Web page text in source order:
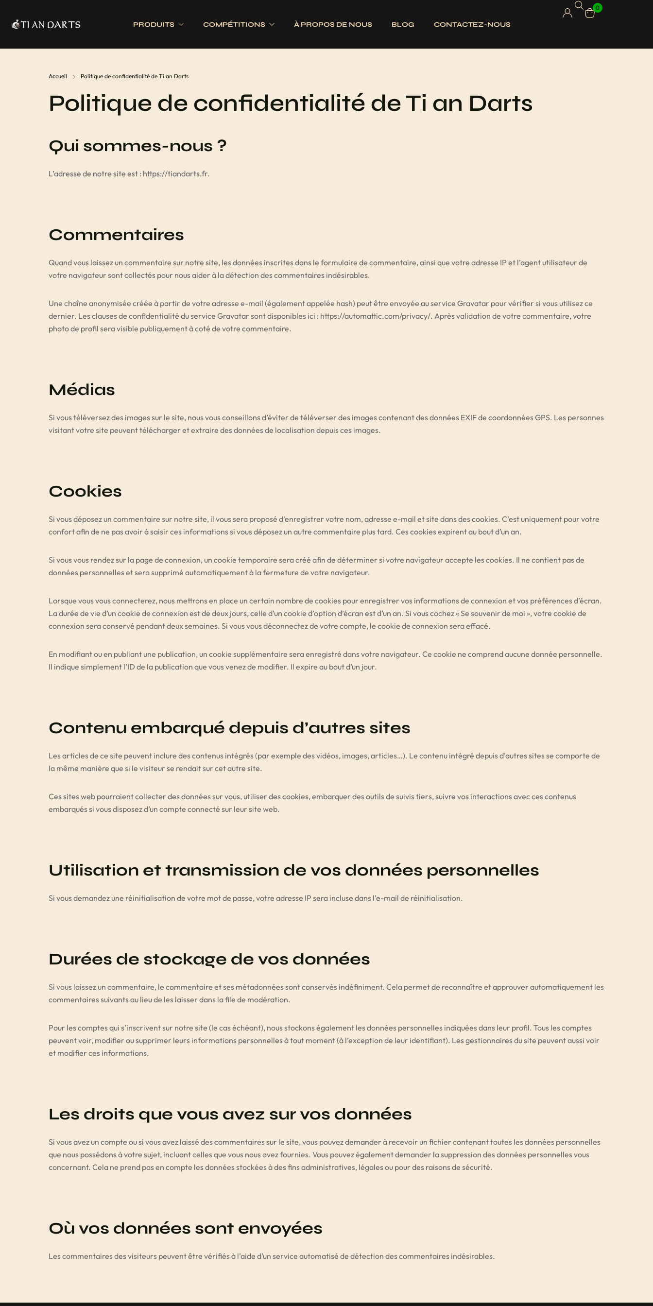
PRODUITS
Accessoires joueurs
Tapis de cible
Tour de cible
Cibles électroniques
Ailettes
COMPÉTITIONS
Tournois Electroniques
Tournois Traditionnels
À PROPOS DE NOUS BLOG CONTACTEZ-NOUS
0
Accueil Politique de confidentialité de Ti an Darts
Politique de confidentialité de Ti an Darts
Qui sommes-nous ?
L’adresse de notre site est : https://tiandarts.fr.
Commentaires
Quand vous laissez un commentaire sur notre site, les données inscrites dans le formulaire de commentaire, ainsi que votre adresse IP et l’agent utilisateur de
votre navigateur sont collectés pour nous aider à la détection des commentaires indésirables.
Une chaîne anonymisée créée à partir de votre adresse e-mail (également appelée hash) peut être envoyée au service Gravatar pour vérifier si vous utilisez ce
dernier. Les clauses de confidentialité du service Gravatar sont disponibles ici : https://automattic.com/privacy/. Après validation de votre commentaire, votre
photo de profil sera visible publiquement à coté de votre commentaire.
Médias
Si vous téléversez des images sur le site, nous vous conseillons d’éviter de téléverser des images contenant des données EXIF de coordonnées GPS. Les personnes
visitant votre site peuvent télécharger et extraire des données de localisation depuis ces images.
Cookies
Si vous déposez un commentaire sur notre site, il vous sera proposé d’enregistrer votre nom, adresse e-mail et site dans des cookies. C’est uniquement pour votre
confort afin de ne pas avoir à saisir ces informations si vous déposez un autre commentaire plus tard. Ces cookies expirent au bout d’un an.
Si vous vous rendez sur la page de connexion, un cookie temporaire sera créé afin de déterminer si votre navigateur accepte les cookies. Il ne contient pas de
données personnelles et sera supprimé automatiquement à la fermeture de votre navigateur.
Lorsque vous vous connecterez, nous mettrons en place un certain nombre de cookies pour enregistrer vos informations de connexion et vos préférences d’écran.
La durée de vie d’un cookie de connexion est de deux jours, celle d’un cookie d’option d’écran est d’un an. Si vous cochez « Se souvenir de moi », votre cookie de
connexion sera conservé pendant deux semaines. Si vous vous déconnectez de votre compte, le cookie de connexion sera effacé.
En modifiant ou en publiant une publication, un cookie supplémentaire sera enregistré dans votre navigateur. Ce cookie ne comprend aucune donnée personnelle.
Il indique simplement l’ID de la publication que vous venez de modifier. Il expire au bout d’un jour.
Contenu embarqué depuis d’autres sites
Les articles de ce site peuvent inclure des contenus intégrés (par exemple des vidéos, images, articles…). Le contenu intégré depuis d’autres sites se comporte de
la même manière que si le visiteur se rendait sur cet autre site.
Ces sites web pourraient collecter des données sur vous, utiliser des cookies, embarquer des outils de suivis tiers, suivre vos interactions avec ces contenus
embarqués si vous disposez d’un compte connecté sur leur site web.
Utilisation et transmission de vos données personnelles
Si vous demandez une réinitialisation de votre mot de passe, votre adresse IP sera incluse dans l’e-mail de réinitialisation.
Durées de stockage de vos données
Si vous laissez un commentaire, le commentaire et ses métadonnées sont conservés indéfiniment. Cela permet de reconnaître et approuver automatiquement les
commentaires suivants au lieu de les laisser dans la file de modération.
Pour les comptes qui s’inscrivent sur notre site (le cas échéant), nous stockons également les données personnelles indiquées dans leur profil. Tous les comptes
peuvent voir, modifier ou supprimer leurs informations personnelles à tout moment (à l’exception de leur identifiant). Les gestionnaires du site peuvent aussi voir
et modifier ces informations.
Les droits que vous avez sur vos données
Si vous avez un compte ou si vous avez laissé des commentaires sur le site, vous pouvez demander à recevoir un fichier contenant toutes les données personnelles
que nous possédons à votre sujet, incluant celles que vous nous avez fournies. Vous pouvez également demander la suppression des données personnelles vous
concernant. Cela ne prend pas en compte les données stockées à des fins administratives, légales ou pour des raisons de sécurité.
Où vos données sont envoyées
Les commentaires des visiteurs peuvent être vérifiés à l’aide d’un service automatisé de détection des commentaires indésirables.